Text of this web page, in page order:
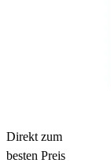
Direkt zum
besten Preis